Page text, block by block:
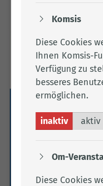
Wirtschaft im
Münsterland
Hier gelangen Sie zur
Oldenburger
Komsis
Diese Cookies
Ihnen Komsis-
Verfügung zu
besseres
ermöglichen.
inaktiv aktiv
Om-
Diese Cookies